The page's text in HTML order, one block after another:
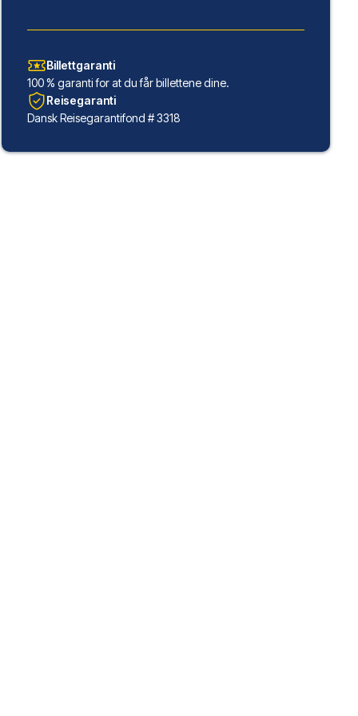
Billettgaranti
100 % garanti for at du får billettene dine.
Reisegaranti
Dansk Reisegarantifond # 3318